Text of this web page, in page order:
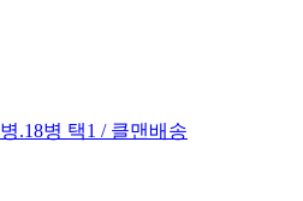
.18병 택1 / 클맨배송